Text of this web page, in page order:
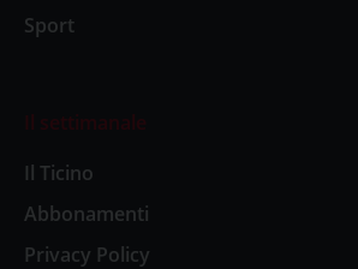
Sport
Il settimanale
Il Ticino
Abbonamenti
Privacy Policy